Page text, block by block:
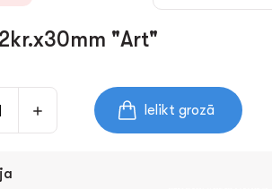
"Art"
Ielikt grozā